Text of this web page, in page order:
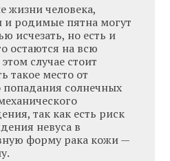
жизни человека,
и родимые пятна могут
исчезать, но есть и
остаются на всю
случае стоит
такое место от
солнечных
так как есть риск
невуса в
форму рака кожи —